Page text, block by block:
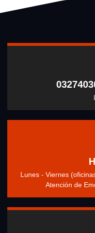
Lunes - Viernes
Atención de